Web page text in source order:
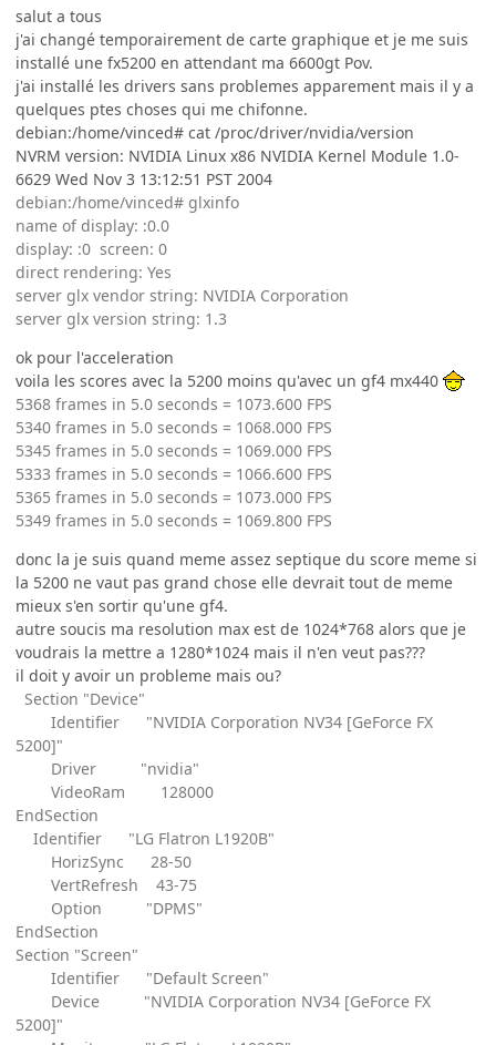
salut a tous
j'ai changé temporairement de carte graphique et je me suis
installé une fx5200 en attendant ma 6600gt Pov.
j'ai installé les drivers sans problemes apparement mais il y a
quelques ptes choses qui me chifonne.
debian:/home/vinced# cat /proc/driver/nvidia/version
NVRM version: NVIDIA Linux x86 NVIDIA Kernel Module 1.0-
6629 Wed Nov 3 13:12:51 PST 2004
debian:/home/vinced# glxinfo
name of display: :0.0
display: :0 screen: 0
direct rendering: Yes
server glx vendor string: NVIDIA Corporation
server glx version string: 1.3
ok pour l'acceleration
voila les scores avec la 5200 moins qu'avec un gf4 mx440
5368 frames in 5.0 seconds = 1073.600 FPS
5340 frames in 5.0 seconds = 1068.000 FPS
5345 frames in 5.0 seconds = 1069.000 FPS
5333 frames in 5.0 seconds = 1066.600 FPS
5365 frames in 5.0 seconds = 1073.000 FPS
5349 frames in 5.0 seconds = 1069.800 FPS
donc la je suis quand meme assez septique du score meme si
la 5200 ne vaut pas grand chose elle devrait tout de meme
mieux s'en sortir qu'une gf4.
autre soucis ma resolution max est de 1024*768 alors que je
voudrais la mettre a 1280*1024 mais il n'en veut pas???
il doit y avoir un probleme mais ou?
Section "Device"
Identifier "NVIDIA Corporation NV34 [GeForce FX
5200]"
Driver "nvidia"
VideoRam 128000
EndSection
Identifier "LG Flatron L1920B"
HorizSync 28-50
VertRefresh 43-75
Option "DPMS"
EndSection
Section "Screen"
Identifier "Default Screen"
Device "NVIDIA Corporation NV34 [GeForce FX
5200]"